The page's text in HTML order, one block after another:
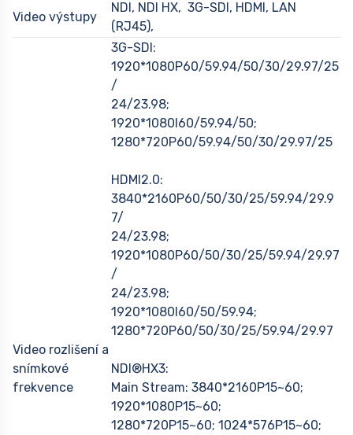
Video výstupy
NDI, NDI HX, 3G-SDI, HDMI, LAN
(RJ45),
Video rozlišení a
snímkové
frekvence
3G-SDI:
1920*1080P60/59.94/50/30/29.97/25
/
24/23.98;
1920*1080I60/59.94/50;
1280*720P60/59.94/50/30/29.97/25
HDMI2.0:
3840*2160P60/50/30/25/59.94/29.9
7/
24/23.98;
1920*1080P60/50/30/25/59.94/29.97
/
24/23.98;
1920*1080I60/50/59.94;
1280*720P60/50/30/25/59.94/29.97
NDI®HX3:
Main Stream: 3840*2160P15~60;
1920*1080P15~60;
1280*720P15~60; 1024*576P15~60;